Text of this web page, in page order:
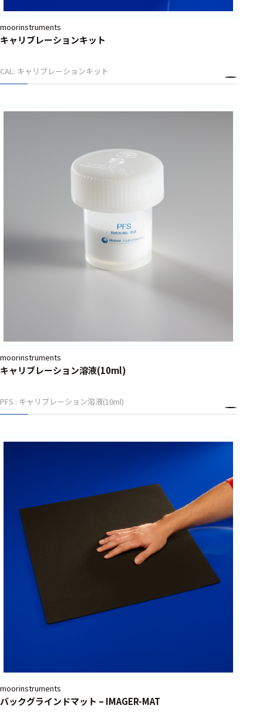
moorinstruments
キャリブレーションキット
CAL: キャリブレーションキット
moorinstruments
キャリブレーション溶液(10ml)
PFS : キャリブレーション溶液(10ml)
moorinstruments
バックグラインドマット – IMAGER-MAT